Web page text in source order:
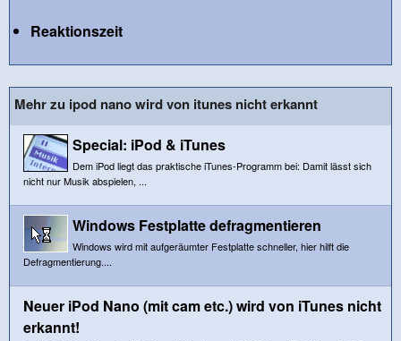
Reaktionszeit
Mehr zu ipod nano wird von itunes nicht erkannt
Special: iPod & iTunes
Dem iPod liegt das praktische iTunes-Programm bei: Damit lässt sich
nicht nur Musik abspielen, ...
Windows Festplatte defragmentieren
Windows wird mit aufgeräumter Festplatte schneller, hier hilft die
Defragmentierung....
Neuer iPod Nano (mit cam etc.) wird von iTunes nicht
erkannt!